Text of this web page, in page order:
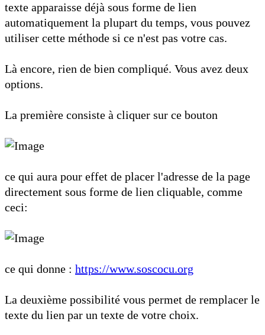
texte apparaisse déjà sous forme de lien
automatiquement la plupart du temps, vous pouvez
utiliser cette méthode si ce n'est pas votre cas.
Là encore, rien de bien compliqué. Vous avez deux
options.
La première consiste à cliquer sur ce bouton
ce qui aura pour effet de placer l'adresse de la page
directement sous forme de lien cliquable, comme
ceci:
ce qui donne : https://www.soscocu.org
La deuxième possibilité vous permet de remplacer le
texte du lien par un texte de votre choix.